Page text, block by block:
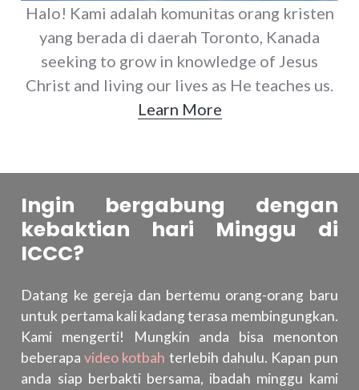
Halo! Kami adalah komunitas orang kristen
yang berada di daerah Toronto, Kanada
seeking to grow in knowledge of Jesus
Christ and living our lives as He teaches us.
Learn More
Ingin bergabung dengan
kebaktian hari Minggu di
ICCC?
Datang ke gereja dan bertemu orang-orang baru
untuk pertama kali kadang terasa membingungkan.
Kami mengerti! Mungkin anda bisa menonton
beberapavideo kotbah terlebih dahulu. Kapan pun
anda siap berbakti bersama, ibadah minggu kami